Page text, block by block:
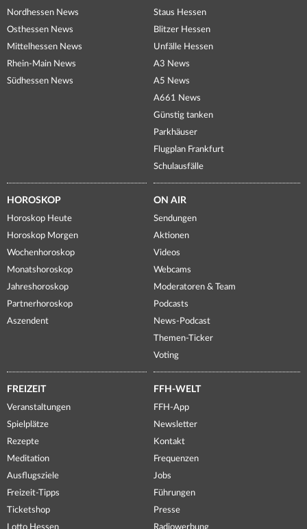
Nordhessen News
Osthessen News
Mittelhessen News
Rhein-Main News
Südhessen News
Staus Hessen
Blitzer Hessen
Unfälle Hessen
A3 News
A5 News
A661 News
Günstig tanken
Parkhäuser
Flugplan Frankfurt
Schulausfälle
HOROSKOP
Horoskop Heute
Horoskop Morgen
Wochenhoroskop
Monatshoroskop
Jahreshoroskop
Partnerhoroskop
Aszendent
ON AIR
Sendungen
Aktionen
Videos
Webcams
Moderatoren & Team
Podcasts
News-Podcast
Themen-Ticker
Voting
FREIZEIT
Veranstaltungen
Spielplätze
Rezepte
Meditation
Ausflugsziele
Freizeit-Tipps
Ticketshop
Lotto Hessen
FFH-WELT
FFH-App
Newsletter
Kontakt
Frequenzen
Jobs
Führungen
Presse
Radiowerbung